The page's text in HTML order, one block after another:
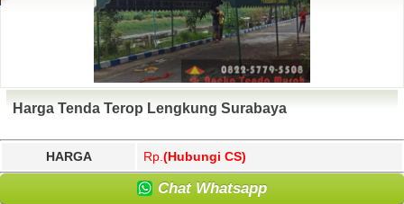
Harga Tenda Terop Lengkung Surabaya
HARGA Rp. (Hubungi CS)
Chat Whatsapp